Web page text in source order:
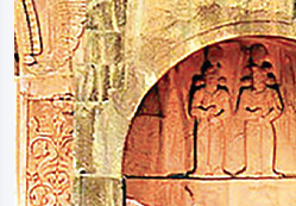
یکی از قطب‌ها و مسیرهای گردشگری
مجموعه تاریخی – ‌طبیعی تاق‌
مانند حوزه‌های تاریخی، باستانی،
شناختی، اقلیمی و… مورد مطالعه
زیادی از مطالعات معاصر، مربوط به